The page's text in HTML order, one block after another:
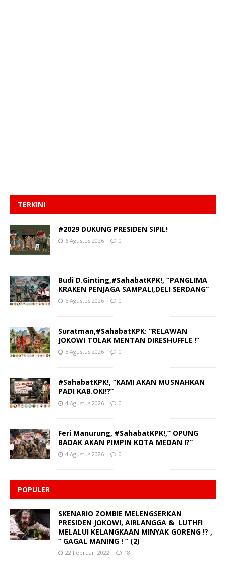
TERKINI
#2029 DUKUNG PRESIDEN SIPIL!
6 Agustus 2026 0
Budi D.Ginting,#SahabatKPK!, “PANGLIMA
KRAKEN PENJAGA SAMPALI,DELI SERDANG”
5 Agustus 2026 0
Suratman,#SahabatKPK: “RELAWAN
JOKOWI TOLAK MENTAN DIRESHUFFLE !”
5 Agustus 2026 0
#SahabatKPK!, “KAMI AKAN MUSNAHKAN
PADI KAB.OKI!?”
4 Agustus 2026 0
Feri Manurung, #SahabatKPK!,” OPUNG
BADAK AKAN PIMPIN KOTA MEDAN !?”
4 Agustus 2026 0
POPULER
SKENARIO ZOMBIE MELENGSERKAN
PRESIDEN JOKOWI, AIRLANGGA & LUTHFI
MELALUI KELANGKAAN MINYAK GORENG !? ,
“ GAGAL MANING ! ” (2)
22 Februari 2022 18